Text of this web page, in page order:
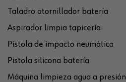
Taladro atornillador batería
Aspirador limpia tapicería
Pistola de impacto neumática
Pistola silicona batería
Máquina limpieza agua a presión